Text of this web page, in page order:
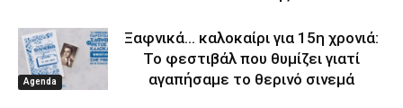
Agenda
Ξαφνικά… καλοκαίρι για 15η χρονιά:
Το φεστιβάλ που θυμίζει γιατί
αγαπήσαμε το θερινό σινεμά